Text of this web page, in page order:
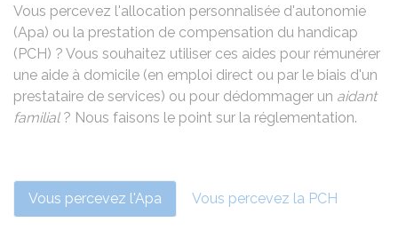
Vous percevez l'allocation personnalisée d'autonomie
(Apa) ou la prestation de compensation du handicap
(PCH) ? Vous souhaitez utiliser ces aides pour rémunérer
une aide à domicile (en emploi direct ou par le biais d'un
prestataire de services) ou pour dédommager un aidant
familial? Nous faisons le point sur la réglementation.
Vous percevez l'Apa Vous percevez la PCH